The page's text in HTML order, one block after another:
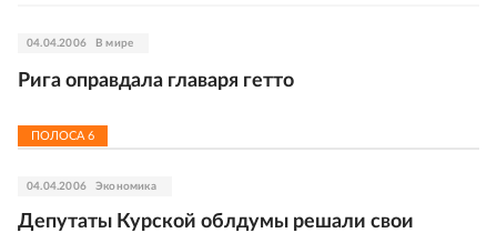
04.04.2006 В мире
Рига оправдала главаря гетто
ПОЛОСА 6
04.04.2006 Экономика
Депутаты Курской облдумы решали свои